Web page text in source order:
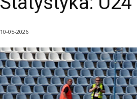
10-05-2026